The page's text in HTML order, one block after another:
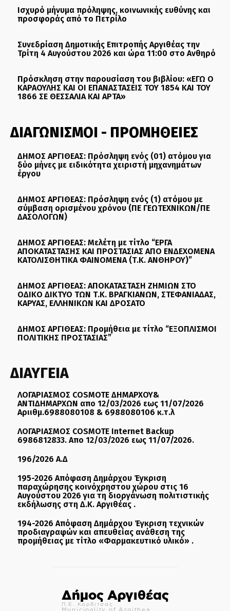
Ισχυρό μήνυμα πρόληψης, κοινωνικής ευθύνης και
προσφοράς από το Πετρίλο
Συνεδρίαση Δημοτικής Επιτροπής Αργιθέας την
Τρίτη 4 Αυγούστου 2026 και ώρα 11:00 στο Ανθηρό
Πρόσκληση στην παρουσίαση του βιβλίου: «ΕΓΩ Ο
ΚΑΡΑΟΥΛΗΣ ΚΑΙ ΟΙ ΕΠΑΝΑΣΤΑΣΕΙΣ ΤΟΥ 1854 ΚΑΙ ΤΟΥ
1866 ΣΕ ΘΕΣΣΑΛΙΑ ΚΑΙ ΑΡΤΑ»
ΔΙΑΓΩΝΙΣΜΟΙ - ΠΡΟΜΗΘΕΙΕΣ
ΔΗΜΟΣ ΑΡΓΙΘΕΑΣ: Πρόσληψη ενός (01) ατόμου για
δύο μήνες με ειδικότητα χειριστή μηχανημάτων
έργου
ΔΗΜΟΣ ΑΡΓΙΘΕΑΣ: Πρόσληψη ενός (1) ατόμου με
σύμβαση ορισμένου χρόνου (ΠΕ ΓΕΩΤΕΧΝΙΚΩΝ/ΠΕ
ΔΑΣΟΛΟΓΩΝ)
ΔΗΜΟΣ ΑΡΓΙΘΕΑΣ: Μελέτη με τίτλο “ΕΡΓΑ
ΑΠΟΚΑΤΑΣΤΑΣΗΣ ΚΑΙ ΠΡΟΣΤΑΣΙΑΣ ΑΠΟ ΕΝΔΕΧΟΜΕΝΑ
ΚΑΤΟΛΙΣΘΗΤΙΚΑ ΦΑΙΝΟΜΕΝΑ (Τ.Κ. ΑΝΘΗΡΟΥ)”
ΔΗΜΟΣ ΑΡΓΙΘΕΑΣ: ΑΠΟΚΑΤΑΣΤΑΣΗ ΖΗΜΙΩΝ ΣΤΟ
ΟΔΙΚΟ ΔΙΚΤΥΟ ΤΩΝ Τ.Κ. ΒΡΑΓΚΙΑΝΩΝ, ΣΤΕΦΑΝΙΑΔΑΣ,
ΚΑΡΥΑΣ, ΕΛΛΗΝΙΚΩΝ ΚΑΙ ΔΡΟΣΑΤΟ
ΔΗΜΟΣ ΑΡΓΙΘΕΑΣ: Προμήθεια με τίτλο “ΕΞΟΠΛΙΣΜΟΙ
ΠΟΛΙΤΙΚΗΣ ΠΡΟΣΤΑΣΙΑΣ”
ΔΙΑΥΓΕΙΑ
ΛΟΓΑΡΙΑΣΜΟΣ COSMOTE ΔΗΜΑΡΧΟΥ&
ΑΝΤΙΔΗΜΑΡΧΩΝ απο 12/03/2026 εως 11/07/2026
Αριιθμ.6988080108 & 6988080106 κ.τ.λ
ΛΟΓΑΡΙΑΣΜΟΣ COSMOTE Internet Backup
6986812833. Απο 12/03/2026 εως 11/07/2026.
196/2026 Α.Δ
195-2026 Απόφαση Δημάρχου Έγκριση
παραχώρησης κοινόχρηστου χώρου στις 16
Αυγούστου 2026 για τη διοργάνωση πολιτιστικής
εκδήλωσης στη Δ.Κ. Αργιθέας .
194-2026 Απόφαση Δημάρχου Έγκριση τεχνικών
προδιαγραφών και απευθείας ανάθεση της
προμήθειας με τίτλο «Φαρμακευτικό υλικό» .
Δήμος Αργιθέας
Π.Ε. Καρδίτσας
Municipality of Argithea